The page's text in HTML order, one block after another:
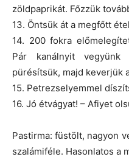
zöldpaprikát. Főzzük
13. Öntsük át a megfőtt
14. 200 fokra
Pár kanálnyit
pürésítsük, majd keverjük
15. Petrezselyemmel
16. Jó étvágyat! – Afiyet
Pastirma: füstölt, nagyon
szalámiféle. Hasonlatos a